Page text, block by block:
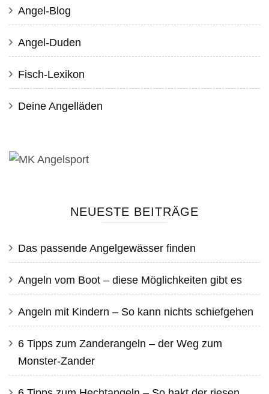
Angel-Blog
Angel-Duden
Fisch-Lexikon
Deine Angelläden
NEUESTE BEITRÄGE
Das passende Angelgewässer finden
Angeln vom Boot – diese Möglichkeiten gibt es
Angeln mit Kindern – So kann nichts schiefgehen
6 Tipps zum Zanderangeln – der Weg zum
Monster-Zander